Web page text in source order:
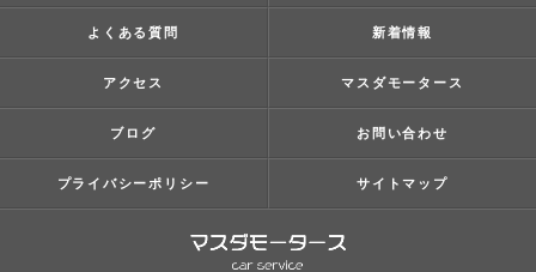
よくある質問 新着情報
アクセス マスダモータース
ブログ お問い合わせ
プライバシーポリシー サイトマップ